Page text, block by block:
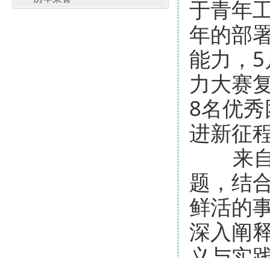
于青年
年的部
能力，
力大赛
8名优
进新征
来自8
题，结
鲜活的
深入阐